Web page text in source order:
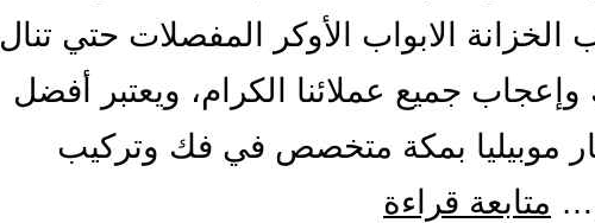
الخزانة الابواب الأوكر المفصلات حتي تنال
وإعجاب جميع عملائنا الكرام، ويعتبر أفضل
موبيليا بمكة متخصص في فك وتركيب
متابعة قراءة